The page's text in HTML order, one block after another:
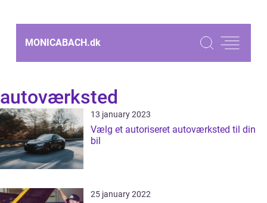
MONICABACH.dk
autoværksted
13 january 2023
Vælg et autoriseret autoværksted til din
bil
25 january 2022